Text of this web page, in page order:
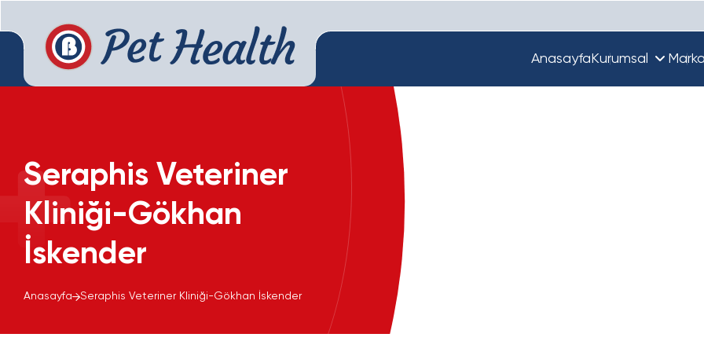
Anasayfa Kurumsal
Seraphis Veteriner
Kliniği-Gökhan
İskender
Anasayfa Seraphis Veteriner Kliniği-Gökhan İskender